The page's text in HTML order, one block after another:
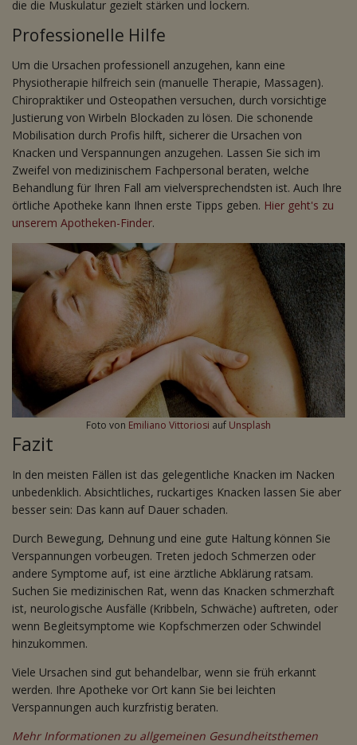
die die Muskulatur gezielt stärken und lockern.
Professionelle Hilfe
Um die Ursachen professionell anzugehen, kann eine
Physiotherapie hilfreich sein (manuelle Therapie, Massagen).
Chiropraktiker und Osteopathen versuchen, durch vorsichtige
Justierung von Wirbeln Blockaden zu lösen. Die schonende
Mobilisation durch Profis hilft, sicherer die Ursachen von
Knacken und Verspannungen anzugehen. Lassen Sie sich im
Zweifel von medizinischem Fachpersonal beraten, welche
Behandlung für Ihren Fall am vielversprechendsten ist. Auch Ihre
örtliche Apotheke kann Ihnen erste Tipps geben. Hier geht's zu
unserem Apotheken-Finder.
Foto von Emiliano Vittoriosi auf Unsplash
Fazit
In den meisten Fällen ist das gelegentliche Knacken im Nacken
unbedenklich. Absichtliches, ruckartiges Knacken lassen Sie aber
besser sein: Das kann auf Dauer schaden.
Durch Bewegung, Dehnung und eine gute Haltung können Sie
Verspannungen vorbeugen. Treten jedoch Schmerzen oder
andere Symptome auf, ist eine ärztliche Abklärung ratsam.
Suchen Sie medizinischen Rat, wenn das Knacken schmerzhaft
ist, neurologische Ausfälle (Kribbeln, Schwäche) auftreten, oder
wenn Begleitsymptome wie Kopfschmerzen oder Schwindel
hinzukommen.
Viele Ursachen sind gut behandelbar, wenn sie früh erkannt
werden. Ihre Apotheke vor Ort kann Sie bei leichten
Verspannungen auch kurzfristig beraten.
Mehr Informationen zu allgemeinen Gesundheitsthemen